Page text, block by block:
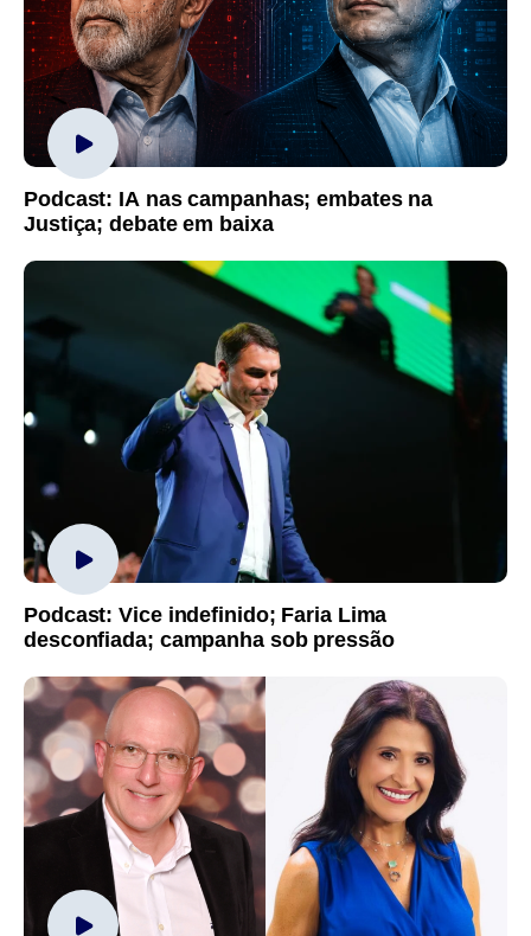
Podcast: IA nas campanhas; embates na
Justiça; debate em baixa
Podcast: Vice indefinido; Faria Lima
desconfiada; campanha sob pressão